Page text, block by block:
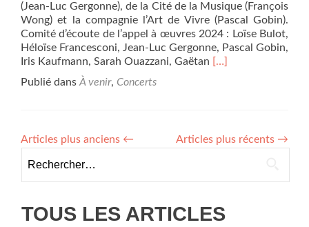
(Jean-Luc Gergonne), de la Cité de la Musique (François
Wong) et la compagnie l’Art de Vivre (Pascal Gobin).
Comité d’écoute de l’appel à œuvres 2024 : Loïse Bulot,
Héloïse Francesconi, Jean-Luc Gergonne, Pascal Gobin,
Iris Kaufmann, Sarah Ouazzani, Gaëtan En
Marseille
[…]
Publié dansÀ venir, Concerts
Articles plus anciens ← Articles plus récents →
TOUS LES ARTICLES